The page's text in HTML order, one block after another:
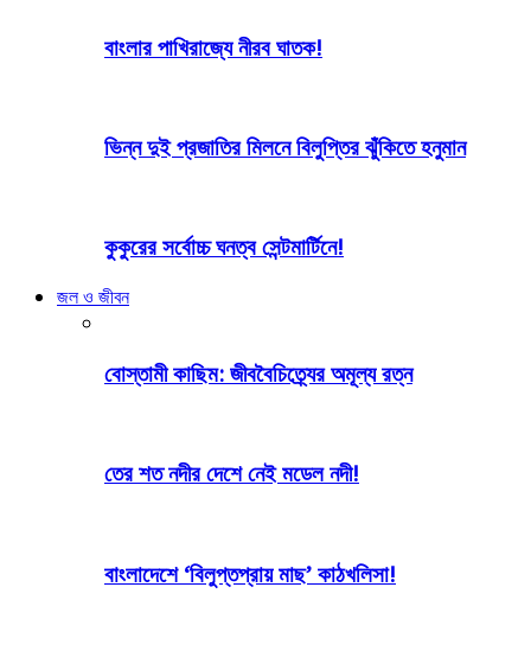
বাংলার পাখিরাজ্যে নীরব ঘাতক!
ভিন্ন দুই প্রজাতির মিলনে বিলুপ্তির ঝুঁকিতে হনুমান
কুকুরের সর্বোচ্চ ঘনত্ব সেন্টমার্টিনে!
জল ও জীবন
বোস্তামী কাছিম: জীববৈচিত্র্যের অমূল্য রত্ন
তের শত নদীর দেশে নেই মডেল নদী!
বাংলাদেশে ‘বিলুপ্তপ্রায় মাছ’ কাঠখলিসা!